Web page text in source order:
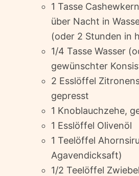
1 Tasse
über Nacht in
(oder 2 Stunden in
1/4 Tasse Wasser
gewünschter
2 Esslöffel
gepresst
1 Knoblauchzehe,
1 Esslöffel Olivenöl
1 Teelöffel
Agavendicksaft)
1/2 Teelöffel